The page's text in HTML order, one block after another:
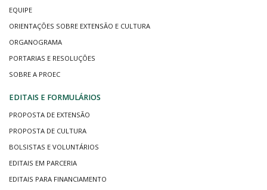
EQUIPE
ORIENTAÇÕES SOBRE EXTENSÃO E CULTURA
ORGANOGRAMA
PORTARIAS E RESOLUÇÕES
SOBRE A PROEC
EDITAIS E FORMULÁRIOS
PROPOSTA DE EXTENSÃO
PROPOSTA DE CULTURA
BOLSISTAS E VOLUNTÁRIOS
EDITAIS EM PARCERIA
EDITAIS PARA FINANCIAMENTO